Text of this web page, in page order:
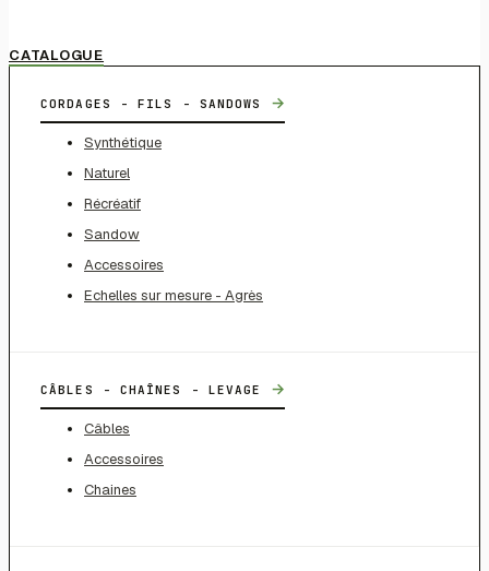
CATALOGUE
CORDAGES - FILS - SANDOWS →
Synthétique
Naturel
Récréatif
Sandow
Accessoires
Echelles sur mesure - Agrès
CÂBLES - CHAÎNES - LEVAGE →
Câbles
Accessoires
Chaines